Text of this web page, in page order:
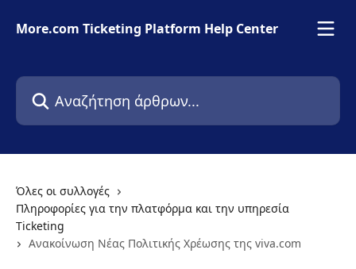
More.com Ticketing Platform Help Center
Αναζήτηση άρθρων...
Όλες οι συλλογές
Πληροφορίες για την πλατφόρμα και την υπηρεσία
Ticketing
Ανακοίνωση Νέας Πολιτικής Χρέωσης της viva.com